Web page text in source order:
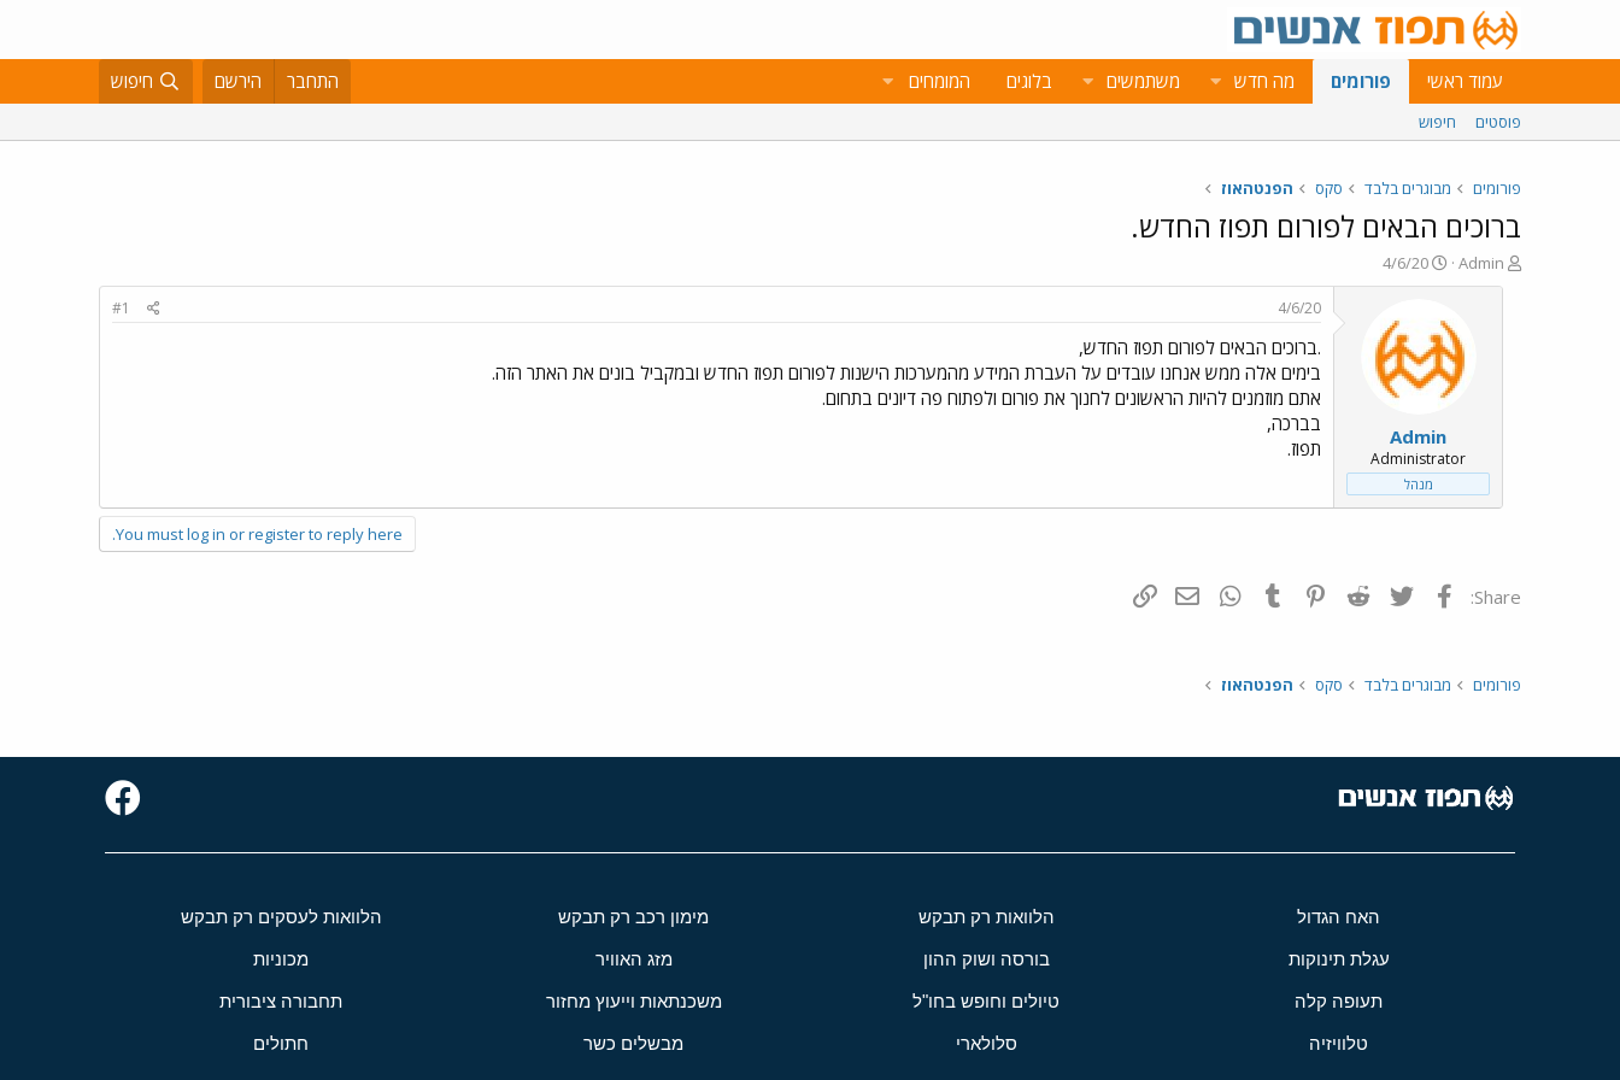
עמוד ראשי פורומים מה חדש משתמשים בלוגים המומחים התחבר הירשם חיפוש
פוסטים חיפוש
פורומים מבוגרים בלבד סקס הפנטהאוז
ברוכים הבאים לפורום תפוז החדש.
פ
ו
Admin
פ
ו
ם
ב
ת
ר
י
ך
4/6/20
Admin
Administrator
מנהל
4/6/20
#1
.ברוכים הבאים לפורום תפוז החדש,
בימים אלה ממש אנחנו עובדים על העברת המידע מהמערכות הישנות לפורום תפוז החדש ובמקביל בונים את האתר הזה.
אתם מוזמנים להיות הראשונים לחנוך את פורום ולפתוח פה דיונים בתחום.
בברכה,
תפוז.
You must log in or register to reply here.
Share: פייסבוק Twitter
Reddit
Pinterest
Tumblr
WhatsAppדואר אלקטרוני
פורומים מבוגרים בלבד סקס הפנטהאוז
האח הגדול הלוואות רק תבקש מימון רכב רק תבקש הלוואות לעסקים רק תבקש
עגלת תינוקות בורסה ושוק ההון מזג האוויר מכוניות
תעופה קלה טיולים וחופש בחו"ל משכנתאות וייעוץ מחזור תחבורה ציבורית
טלוויזיה סלולארי מבשלים כשר חתולים